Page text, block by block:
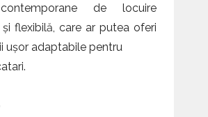
de locuire
flexibilă, care ar putea oferi
ușor adaptabile pentru